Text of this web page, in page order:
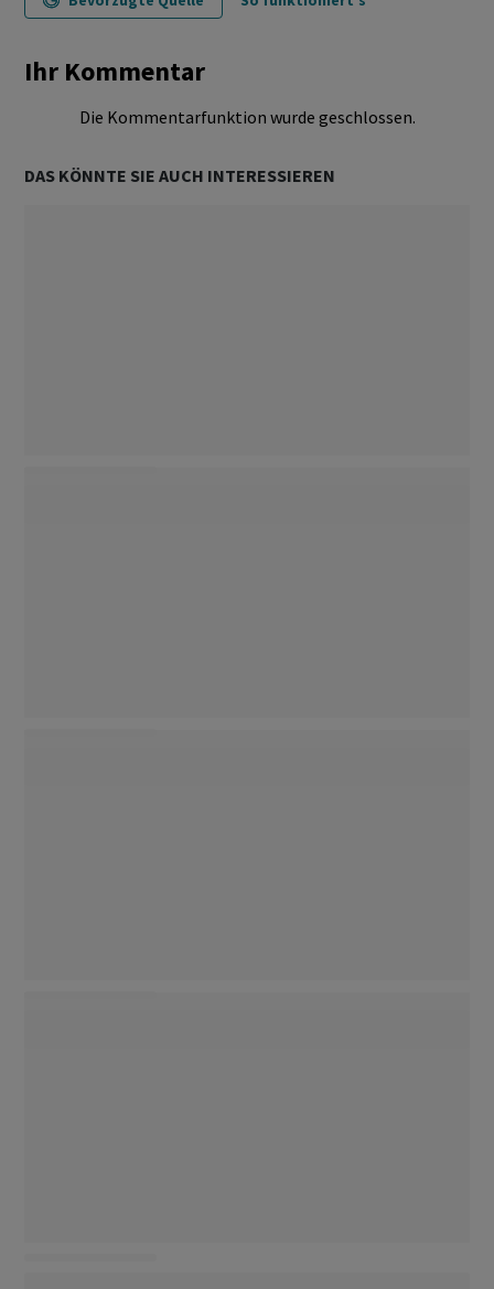
Ihr Kommentar
Die Kommentarfunktion wurde geschlossen.
DAS KÖNNTE SIE AUCH INTERESSIEREN